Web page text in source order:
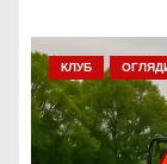
КЛУБ